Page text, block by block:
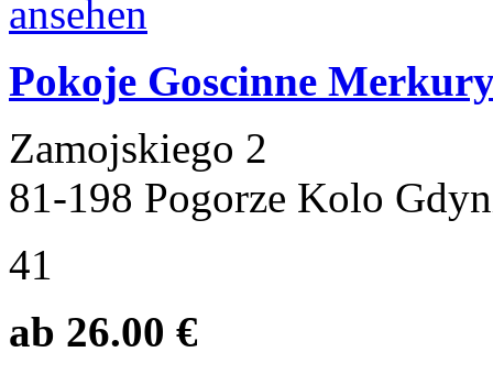
Pokoje Goscinne
Zamojskiego 2
81-198 Pogorze Kolo
41
ab 26.00 €